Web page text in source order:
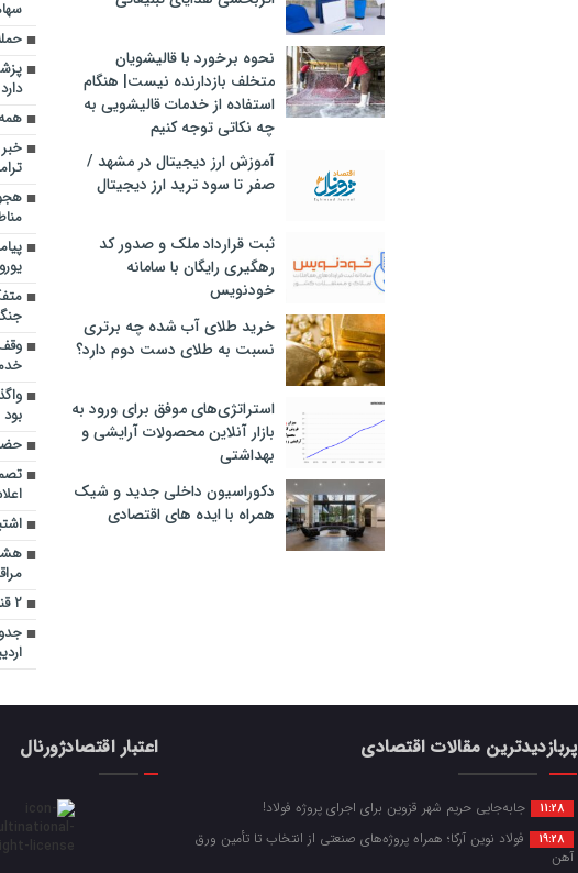
نحوه برخورد با قالیشویان
متخلف بازدارنده نیست| هنگام
استفاده از خدمات قالیشویی به
چه نکاتی توجه کنیم
آموزش ارز دیجیتال در مشهد /
صفر تا سود ترید ارز دیجیتال
ثبت قرارداد ملک و صدور کد
رهگیری رایگان با سامانه
خودنویس
خرید طلای آب شده چه برتری
نسبت به طلای دست دوم دارد؟
استراتژی‌های موفق برای ورود به
بازار آنلاین محصولات آرایشی و
بهداشتی
دکوراسیون داخلی جدید و شیک
همراه با ایده های اقتصادی
دارد
۲ قنادی متقلب در همدان پلمب شدند
پربازدیدترین مقالات اقتصادی
11:28 جابه‌جایی حریم شهر قزوین برای اجرای پروژه فولاد!
19:28
فولاد نوین آرکا؛ همراه پروژه‌های صنعتی از انتخاب تا تأمین ورق
آهن
اعتبار اقتصادژورنال